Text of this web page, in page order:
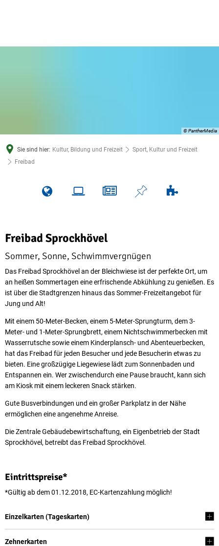
© PantherMedia
Sie sind hier: Kultur, Bildung und Freizeit
Sport, Kultur und Freizeit
Freibad
Freibad Sprockhövel
Sommer, Sonne, Schwimmvergnügen
Das Freibad Sprockhövel an der Bleichwiese ist der perfekte Ort, um
an heißen Sommertagen eine erfrischende Abkühlung zu genießen. Es
ist über die Stadtgrenzen hinaus das Sommer-Freizeitangebot für
Jung und Alt!
Mit einem 50-Meter-Becken, einem 5-Meter-Sprungturm, dem 3-
Meter- und 1-Meter-Sprungbrett, einem Nichtschwimmerbecken mit
Wasserrutsche sowie einem Kinderplansch- und Abenteuerbecken,
hat das Freibad für jeden Besucher und jede Besucherin etwas zu
bieten. Eine großzügige Liegewiese lädt zum Sonnenbaden und
Entspannen ein. Wer zwischendurch eine Pause braucht, kann sich
am Kiosk mit einem leckeren Snack stärken.
Gute Busverbindungen und ein großer Parkplatz in der Nähe
ermöglichen eine angenehme Anreise.
Die Zentrale Gebäudebewirtschaftung, ein Eigenbetrieb der Stadt
Sprockhövel, betreibt das Freibad Sprockhövel.
Eintrittspreise*
*Gültig ab dem 01.12.2018, EC-Kartenzahlung möglich!
Einzelkarten (Tageskarten)
Zehnerkarten